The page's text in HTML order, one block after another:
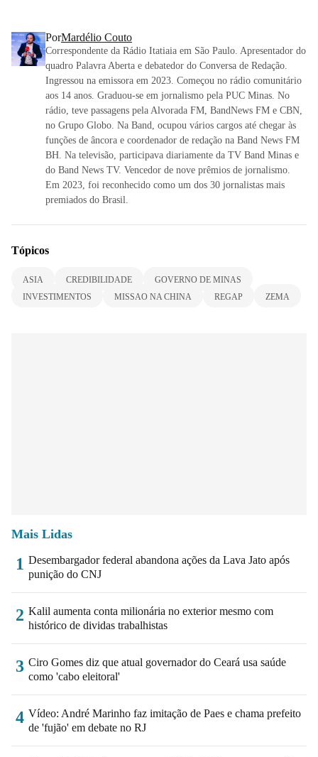
PorMardélio Couto
Correspondente da Rádio Itatiaia em São Paulo. Apresentador do
quadro Palavra Aberta e debatedor do Conversa de Redação.
Ingressou na emissora em 2023. Começou no rádio comunitário
aos 14 anos. Graduou-se em jornalismo pela PUC Minas. No
rádio, teve passagens pela Alvorada FM, BandNews FM e CBN,
no Grupo Globo. Na Band, ocupou vários cargos até chegar às
funções de âncora e coordenador de redação na Band News FM
BH. Na televisão, participava diariamente da TV Band Minas e
do Band News TV. Vencedor de nove prêmios de jornalismo.
Em 2023, foi reconhecido como um dos 30 jornalistas mais
premiados do Brasil.
Tópicos
ASIA CREDIBILIDADE
GOVERNO DE MINAS
INVESTIMENTOS
MISSAO NA CHINA REGAP ZEMA
Mais Lidas
1 Desembargador federal abandona ações da Lava Jato após
punição do CNJ
2 Kalil aumenta conta milionária no exterior mesmo com
histórico de dividas trabalhistas
3 Ciro Gomes diz que atual governador do Ceará usa saúde
como 'cabo eleitoral'
4 Vídeo: André Marinho faz imitação de Paes e chama prefeito
de 'fujão' em debate no RJ